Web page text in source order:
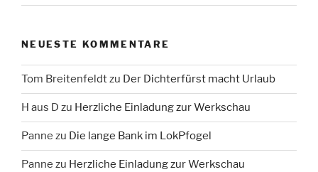
NEUESTE KOMMENTARE
Tom Breitenfeldtzu Der Dichterfürst macht Urlaub
H aus D zu Herzliche Einladung zur Werkschau
Panne zu Die lange Bank im LokPfogel
Panne zu Herzliche Einladung zur Werkschau